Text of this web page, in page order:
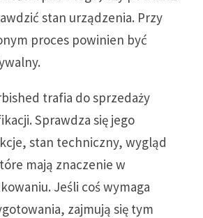
stan urządzenia. Przy
proces powinien być
trafia do sprzedaży
Sprawdza się jego
stan techniczny, wygląd
mają znaczenie w
Jeśli coś wymaga
zajmują się tym